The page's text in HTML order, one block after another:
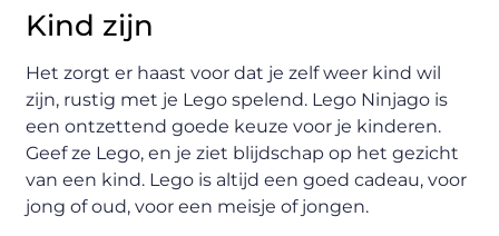
Kind zijn
Het zorgt er haast voor dat je zelf weer kind wil
zijn, rustig met je Lego spelend. Lego Ninjago is
een ontzettend goede keuze voor je kinderen.
Geef ze Lego, en je ziet blijdschap op het gezicht
van een kind. Lego is altijd een goed cadeau, voor
jong of oud, voor een meisje of jongen.